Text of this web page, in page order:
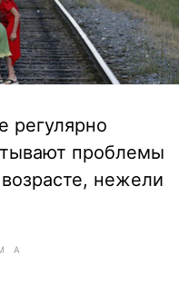
регулярно
проблемы
нежели